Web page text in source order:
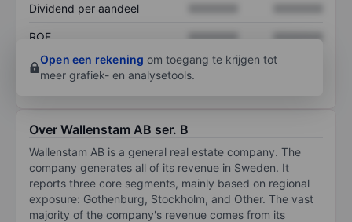
Dividend per aandeel
ROE XXXXXXX
XXXXXXX
Open een rekening om toegang te krijgen tot
meer grafiek- en analysetools.
Over Wallenstam AB ser. B
Wallenstam AB is a general real estate company. The
company generates all of its revenue in Sweden. It
reports three core segments, mainly based on regional
exposure: Gothenburg, Stockholm, and Other. The vast
majority of the company's revenue comes from its